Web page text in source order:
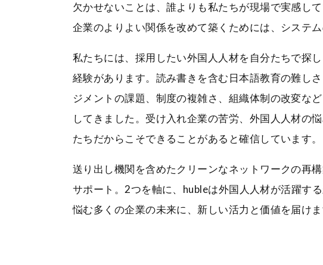
欠かせないことは、誰よりも私たちが現場で実感し
企業のよりよい関係を改めて築くためには、システ
私たちには、採用したい外国人人材を自分たちで探
経験があります。読み書きを含む日本語教育の難し
ジメントの課題、制度の複雑さ、組織体制の改変な
してきました。受け入れ企業の苦労、外国人人材の
たちだからこそできることがあると確信しています。
送り出し機関を含めたクリーンなネットワークの再
サポート。2つを軸に、hubleは外国人人材が活躍す
悩む多くの企業の未来に、新しい活力と価値を届けま